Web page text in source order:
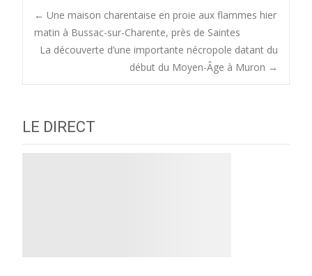
Post
navigation
← Une maison charentaise en proie aux flammes hier
matin à Bussac-sur-Charente, près de Saintes
La découverte d’une importante nécropole datant du
début du Moyen-Âge à Muron →
LE DIRECT